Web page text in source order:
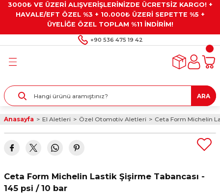
3000₺ VE ÜZERİ ALIŞVERİŞLERİNİZDE ÜCRETSİZ KARGO! +
HAVALE/EFT ÖZEL %3 + 10.000₺ ÜZERİ SEPETTE %5 +
ÜYELİĞE ÖZEL TOPLAM %11 İNDİRİM!
+90 536 475 19 42
Geri Dön
Geri Dön
Geri Dön
Gresler
Geri Dön
Alet Setleri
Geri Dön
Taşları ve
ARA
Anasayfa El Aletleri Özel Otomotiv Aletleri Ceta Form Michelin
Ceta Form Michelin Lastik Şişirme Tabancası -
145 psi / 10 bar